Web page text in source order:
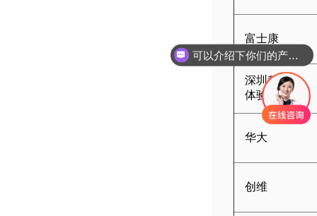
富士康
深圳科技
体验中心
华大
创维
可以介绍下你们的产品么